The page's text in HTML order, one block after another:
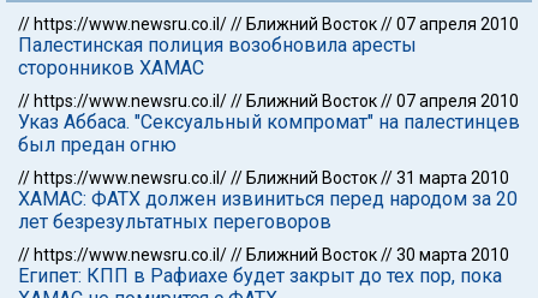
// https://www.newsru.co.il/// Ближний Восток//07 апреля 2010
Палестинская полиция возобновила аресты
сторонников ХАМАС
// https://www.newsru.co.il/// Ближний Восток//07 апреля 2010
Указ Аббаса. "Сексуальный компромат" на палестинцев
был предан огню
// https://www.newsru.co.il/// Ближний Восток//31 марта 2010
ХАМАС: ФАТХ должен извиниться перед народом за 20
лет безрезультатных переговоров
// https://www.newsru.co.il/// Ближний Восток//30 марта 2010
Египет: КПП в Рафиахе будет закрыт до тех пор, пока